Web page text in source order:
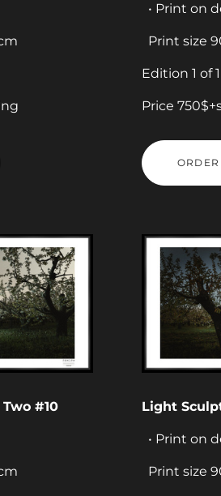
• Print on
Print size
Edition 1 of 1
Price
ORDER
#10 Light
• Print on
Print size